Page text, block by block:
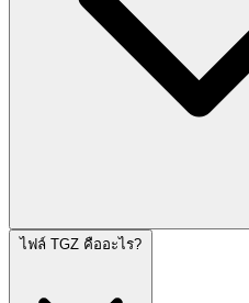
ไฟล์ TGZ คืออะไร?